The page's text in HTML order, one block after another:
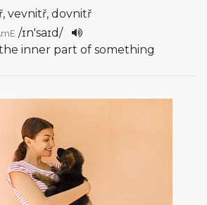
vevnitř, dovnitř
/ɪn'saɪd/
inner part of something